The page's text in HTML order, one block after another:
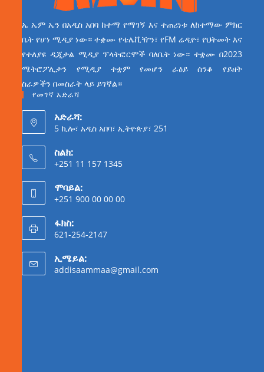
ኤ ኤም ኤን በአዲስ አበባ ከተማ የማገኝ እና ተጠሪነቱ ለከተማው ምክር
ቤት የሆነ ሚዲያ ነው። ተቋሙ የቴሌቪዥን፣ የFM ሬዲዮ፣ የህትመት እና
የተለያዩ ዲጂታል ሚዲያ ፕላትፎርሞች ባለቤት ነው። ተቋሙ በ2023
ሜትሮፖሊታን የሚዲያ ተቋም የመሆን ራዕይ ሰንቆ የይዘት
ስራዎችን በመስራት ላይ ይገኛል።
የመገኛ አድራሻ
አድራሻ:
5 ኪሎ፣ አዲስ አበባ፣ ኢትዮጵያ፣ 251
ስልክ:
+251 11 157 1345
ሞባይል:
+251 900 00 00 00
ፋክስ:
621-254-2147
ኢሜይል:
addisaammaa@gmail.com